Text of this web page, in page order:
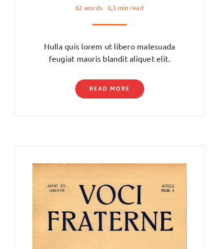
62 words 0,3 min read
Nulla quis lorem ut libero malesuada
feugiat mauris blandit aliquet elit.
READ MORE